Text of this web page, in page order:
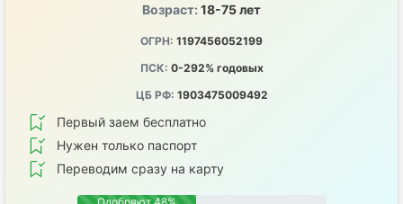
Возраст: 18-75 лет
ОГРН: 1197456052199
ПСК: 0-292% годовых
ЦБ РФ: 1903475009492
Первый заем бесплатно
Нужен только паспорт
Переводим сразу на карту